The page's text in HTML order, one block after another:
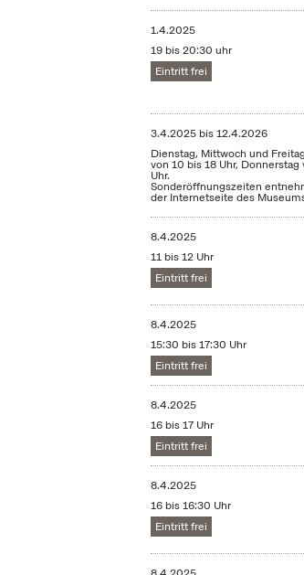
1.4.2025
19 bis 20:30 uhr
Eintritt frei
3.4.2025 bis12.4.2026
Dienstag, Mittwoch und
von 10 bis 18 Uhr, Donnerstag
Uhr.
Sonderöffnungszeiten
der Internetseite des
8.4.2025
11 bis 12 Uhr
Eintritt frei
8.4.2025
15:30 bis 17:30 Uhr
Eintritt frei
8.4.2025
16 bis 17 Uhr
Eintritt frei
8.4.2025
16 bis 16:30 Uhr
Eintritt frei